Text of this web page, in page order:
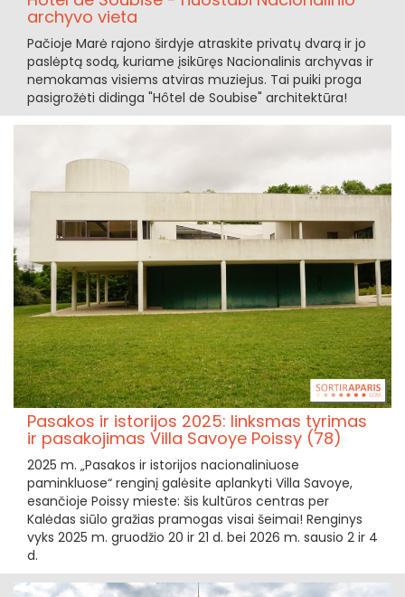
archyvo vieta
Pačioje Marė rajono širdyje atraskite privatų dvarą ir jo
paslėptą sodą, kuriame įsikūręs Nacionalinis archyvas ir
nemokamas visiems atviras muziejus. Tai puiki proga
pasigrožėti didinga "Hôtel de Soubise" architektūra!
Pasakos ir istorijos 2025: linksmas tyrimas
ir pasakojimas Villa Savoye Poissy (78)
2025 m. „Pasakos ir istorijos nacionaliniuose
paminkluose“ renginį galėsite aplankyti Villa Savoye,
esančioje Poissy mieste: šis kultūros centras per
Kalėdas siūlo gražias pramogas visai šeimai! Renginys
vyks 2025 m. gruodžio 20 ir 21 d. bei 2026 m. sausio 2 ir 4
d.